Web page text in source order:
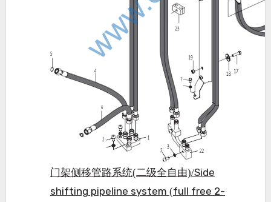
门架侧移管路系统(二级全自由)/Side
shifting pipeline system (full free 2-